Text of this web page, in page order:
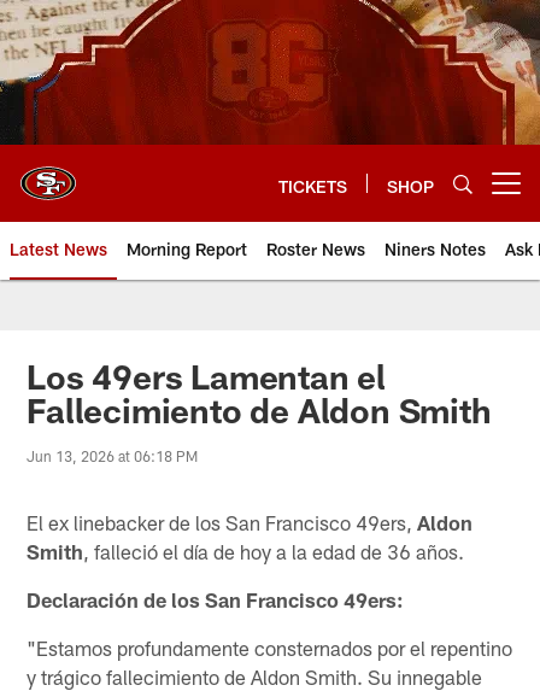
Skip
to
main
content
TICKETS SHOP
Latest News Morning Report Roster News Niners Notes Ask
Los 49ers Lamentan el
Fallecimiento de Aldon Smith
Jun 13, 2026 at 06:18 PM
El ex linebacker de los San Francisco 49ers,Aldon
Smith , falleció el día de hoy a la edad de 36 años.
Declaración de los San Francisco 49ers:
"Estamos profundamente consternados por el repentino
y trágico fallecimiento de Aldon Smith. Su innegable